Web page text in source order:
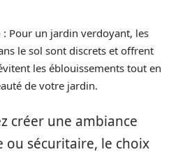
: Pour un jardin verdoyant, les
le sol sont discrets et offrent
les éblouissements tout en
de votre jardin.
créer une ambiance
sécuritaire, le choix